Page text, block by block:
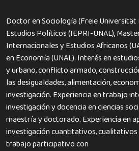
Doctor en Sociología (Freie Universität
Estudios Políticos (IEPRI-UNAL),
Internacionales y Estudios Africanos
en Economía (UNAL). Interés en
y urbano, conflicto armado,
las desigualdades, alimentación,
investigación. Experiencia en trabajo
investigación y docencia en ciencias
maestría y doctorado. Experiencia en
investigación cuantitativos,
trabajo participativo con